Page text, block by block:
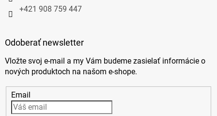
+421 908 759 447
Odoberať newsletter
Vložte svoj e-mail a my Vám budeme zasielať informácie o
nových produktoch na našom e-shope.
Email